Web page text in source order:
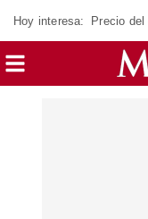
Hoy interesa: Precio del